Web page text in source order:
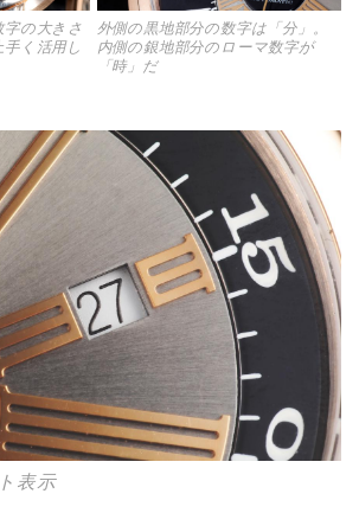
外側の黒地部分の数字は「分」。
内側の銀地部分のローマ数字が
「時」だ
の大きさ
く活用し
表示